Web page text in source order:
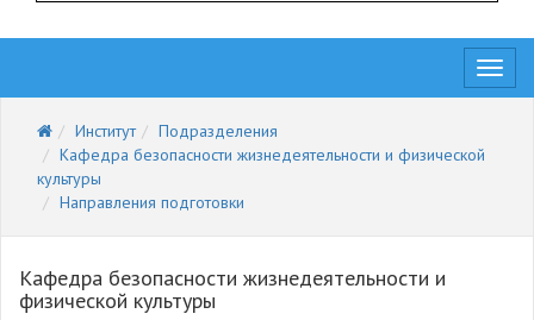
Институт
Подразделения
Кафедра безопасности жизнедеятельности и физической
культуры
Направления подготовки
Кафедра безопасности жизнедеятельности и
физической культуры